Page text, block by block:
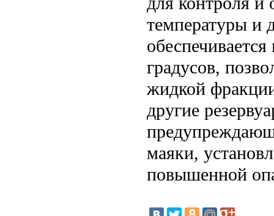
температуры и
градусов,
жидкой
другие
маяки,
повышенной